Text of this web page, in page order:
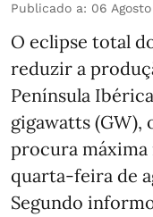
Publicado a: 06
O eclipse total
reduzir a
Península
gigawatts (GW),
procura
quarta-feira de
Segundo